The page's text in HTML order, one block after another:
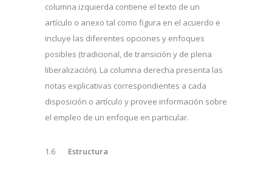
columna izquierda contiene el texto de un
artículo o anexo tal como figura en el acuerdo e
incluye las diferentes opciones y enfoques
posibles (tradicional, de transición y de plena
liberalización). La columna derecha presenta las
notas explicativas correspondientes a cada
disposición o artículo y provee información sobre
el empleo de un enfoque en particular.
1.6 Estructura